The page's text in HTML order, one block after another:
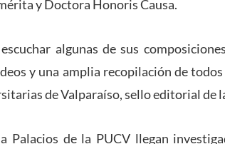
y Doctora Honoris Causa.
algunas de sus
y una amplia recopilación de
de Valparaíso, sello editorial de
Palacios de la PUCV llegan